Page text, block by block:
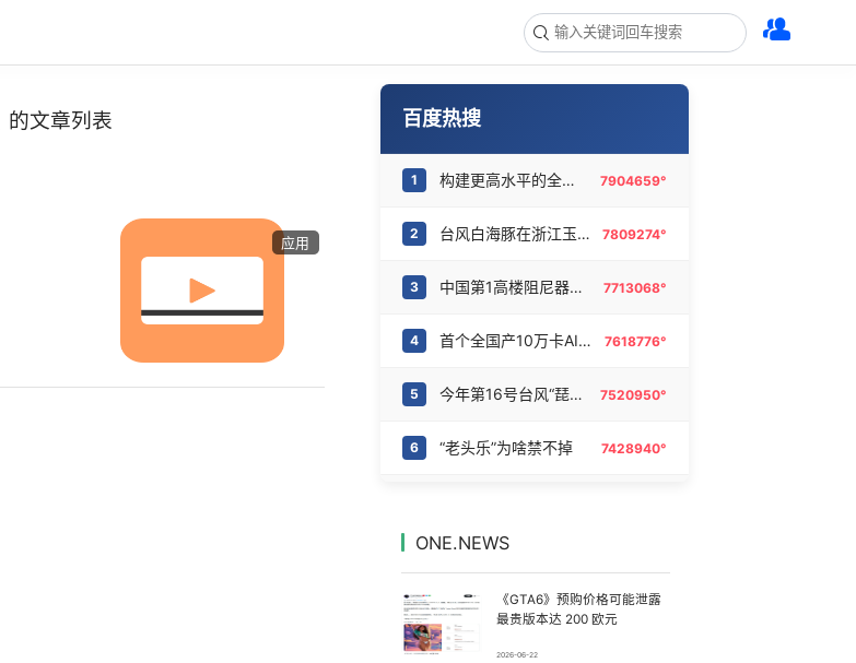
的文章列表
应用
百度热搜
1 构建更高水平的全民健身公共服务体系 7904659°
2 台风白海豚在浙江玉环沿海登陆 7809274°
3 中国第1高楼阻尼器摆动明显 7713068°
4 首个全国产10万卡AI超集群投用 7618776°
5 今年第16号台风“琵鹭”生成 7520950°
6 “老头乐”为啥禁不掉 7428940°
9 儿子去世老人要查孙子血缘儿媳拒绝 7137661°
ONE.NEWS
《GTA6》预购价格可能泄露
最贵版本达 200 欧元
2026-06-22